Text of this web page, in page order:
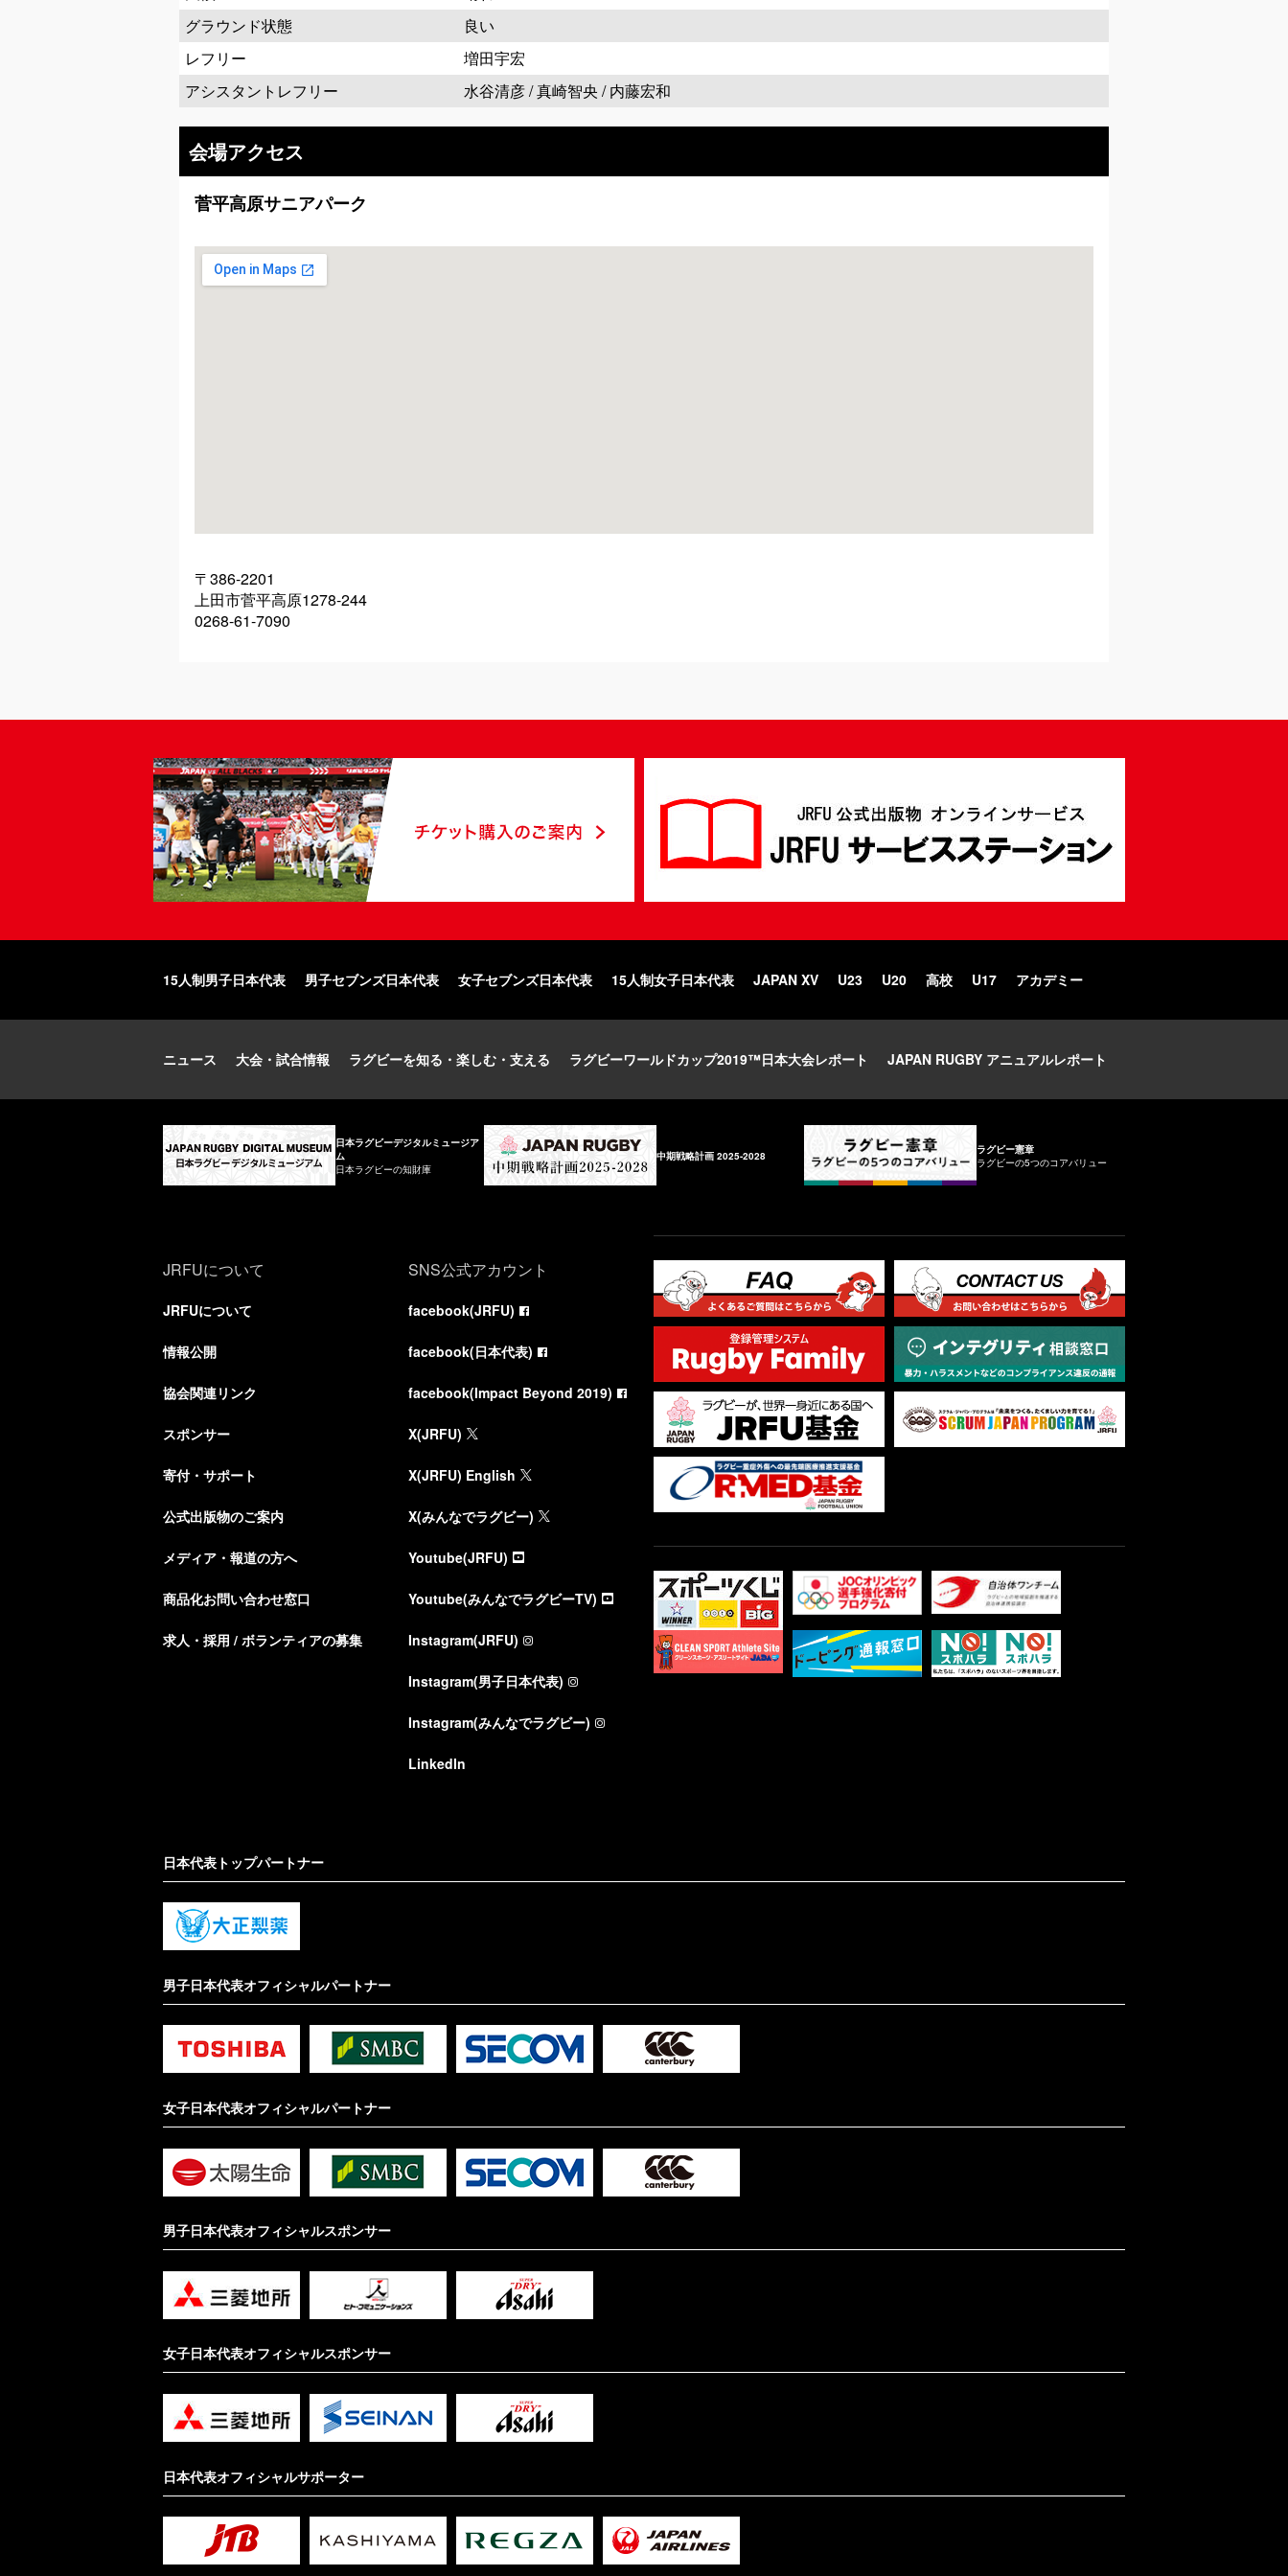
グラウンド状態
良い
レフリー
増田宇宏
アシスタントレフリー
水谷清彦 / 真崎智央 / 内藤宏和
会場アクセス
菅平高原サニアパーク
〒386-2201
上田市菅平高原1278-244
0268-61-7090
15人制男子日本代表 男子セブンズ日本代表 女子セブンズ日本代表 15人制女子日本代表 JAPAN XV U23 U20 高校 U17 アカデミー
ニュース 大会・試合情報 ラグビーを知る・楽しむ・支える ラグビーワールドカップ2019™日本大会レポート JAPAN RUGBY アニュアルレポート
日本ラグビーデジタルミュージア
ム
日本ラグビーの知財庫
中期戦略計画 2025-2028
ラグビー憲章
ラグビーの5つのコアバリュー
JRFUについて
JRFUについて
情報公開
協会関連リンク
スポンサー
寄付・サポート
公式出版物のご案内
メディア・報道の方へ
商品化お問い合わせ窓口
求人・採用 / ボランティアの募集
SNS公式アカウント
facebook(JRFU)
facebook(日本代表)
facebook(Impact Beyond 2019)
X(JRFU)
X(JRFU) English
X(みんなでラグビー)
Youtube(JRFU)
Youtube(みんなでラグビーTV)
Instagram(JRFU)
Instagram(男子日本代表)
Instagram(みんなでラグビー)
LinkedIn
日本代表トップパートナー
男子日本代表オフィシャルパートナー
女子日本代表オフィシャルパートナー
男子日本代表オフィシャルスポンサー
女子日本代表オフィシャルスポンサー
日本代表オフィシャルサポーター